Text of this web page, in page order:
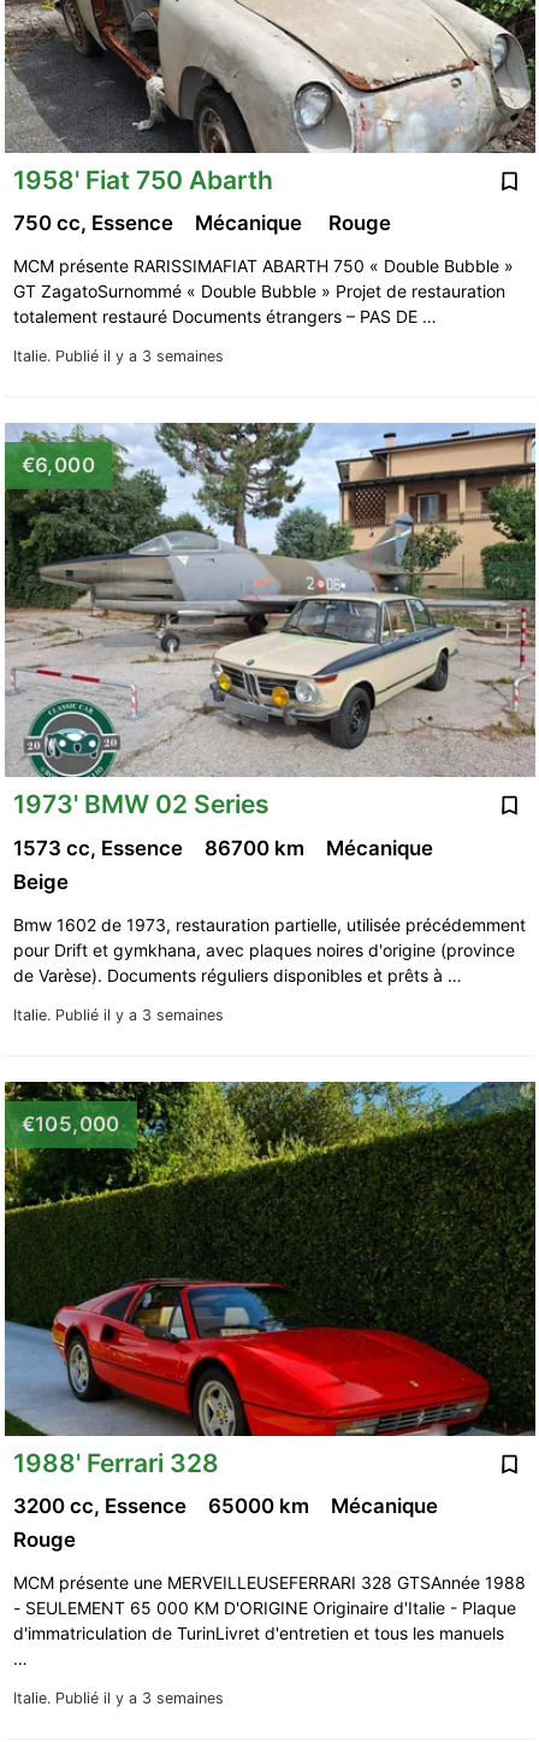
1958' Fiat 750 Abarth
Italie. Publié il y a 3 semaines
750 cc, Essence Mécanique Rouge
MCM présente RARISSIMAFIAT ABARTH 750 « Double Bubble »
GT ZagatoSurnommé « Double Bubble » Projet de restauration
totalement restauré Documents étrangers – PAS DE …
€6,000
1973' BMW 02 Series
Italie. Publié il y a 3 semaines
1573 cc, Essence 86700 km
Mécanique
Beige
Bmw 1602 de 1973, restauration partielle, utilisée précédemment
pour Drift et gymkhana, avec plaques noires d'origine (province
de Varèse). Documents réguliers disponibles et prêts à …
€105,000
1988' Ferrari 328
Italie. Publié il y a 3 semaines
3200 cc, Essence 65000 km
Mécanique
Rouge
MCM présente une MERVEILLEUSEFERRARI 328 GTSAnnée 1988
- SEULEMENT 65 000 KM D'ORIGINE Originaire d'Italie - Plaque
d'immatriculation de TurinLivret d'entretien et tous les manuels
…